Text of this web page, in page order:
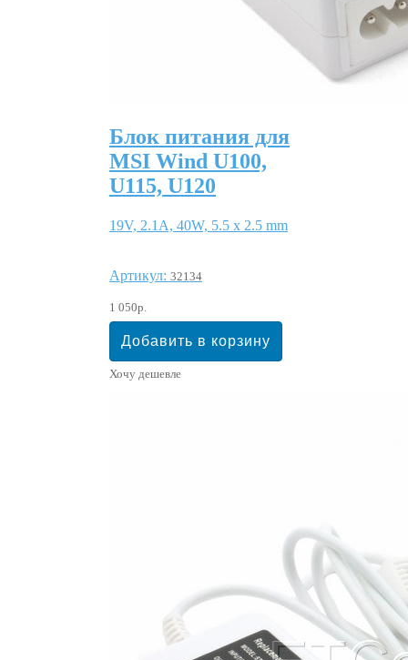
Блок питания для
MSI Wind U100,
U115, U120
19V, 2.1A, 40W, 5.5 x 2.5 mm
Артикул: 32134
1 050р.
Хочу дешевле